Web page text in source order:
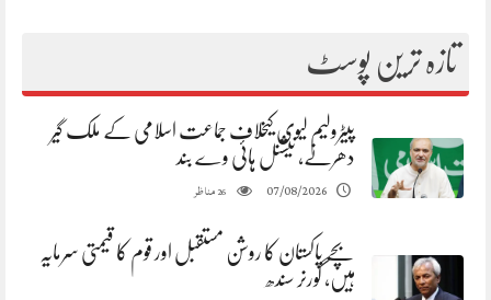
تازہ ترین پوسٹ
پیٹرولیم لیوی کیخلاف جماعت اسلامی کے ملک گیر
دھرنے، نیشنل ہائی وے بند
07/08/2026
26مناظر
بچے پاکستان کا روشن مستقبل اور قوم کا قیمتی سرمایہ
ہیں، گورنر سندھ